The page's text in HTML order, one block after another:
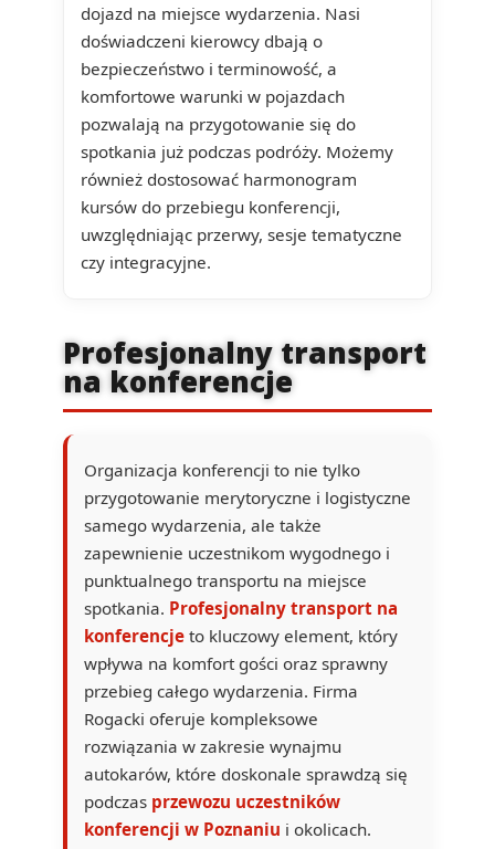
dojazd na miejsce wydarzenia. Nasi
doświadczeni kierowcy dbają o
bezpieczeństwo i terminowość, a
komfortowe warunki w pojazdach
pozwalają na przygotowanie się do
spotkania już podczas podróży. Możemy
również dostosować harmonogram
kursów do przebiegu konferencji,
uwzględniając przerwy, sesje tematyczne
czy integracyjne.
Profesjonalny transport
na konferencje
Organizacja konferencji to nie tylko
przygotowanie merytoryczne i logistyczne
samego wydarzenia, ale także
zapewnienie uczestnikom wygodnego i
punktualnego transportu na miejsce
spotkania. Profesjonalny transport na
konferencjeto kluczowy element, który
wpływa na komfort gości oraz sprawny
przebieg całego wydarzenia. Firma
Rogacki oferuje kompleksowe
rozwiązania w zakresie wynajmu
autokarów, które doskonale sprawdzą się
podczas przewozu uczestników
konferencji w Poznaniu i okolicach.